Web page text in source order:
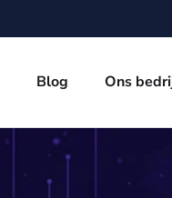
Blog Ons